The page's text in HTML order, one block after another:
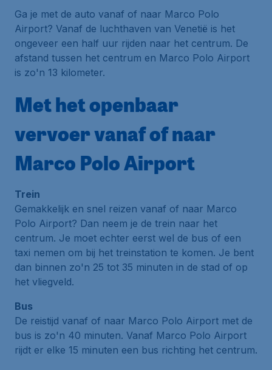
Ga je met de auto vanaf of naar Marco Polo
Airport? Vanaf de luchthaven van Venetië is het
ongeveer een half uur rijden naar het centrum. De
afstand tussen het centrum en Marco Polo Airport
is zo'n 13 kilometer.
Met het openbaar
vervoer vanaf of naar
Marco Polo Airport
Trein
Gemakkelijk en snel reizen vanaf of naar Marco
Polo Airport? Dan neem je de trein naar het
centrum. Je moet echter eerst wel de bus of een
taxi nemen om bij het treinstation te komen. Je bent
dan binnen zo'n 25 tot 35 minuten in de stad of op
het vliegveld.
Bus
De reistijd vanaf of naar Marco Polo Airport met de
bus is zo'n 40 minuten. Vanaf Marco Polo Airport
rijdt er elke 15 minuten een bus richting het centrum.